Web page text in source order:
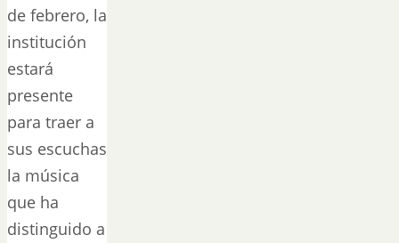
de febrero, la
institución
estará
presente
para traer a
sus escuchas
la música
que ha
distinguido a